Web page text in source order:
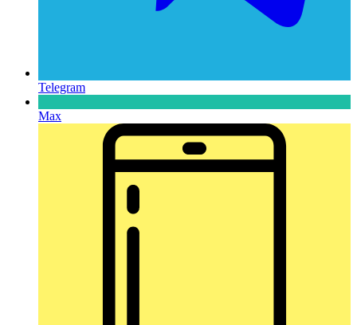
Telegram
Max